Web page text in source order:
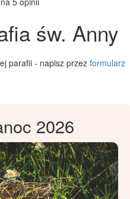
św. Anny
parafii - napisz przez formularz
2026